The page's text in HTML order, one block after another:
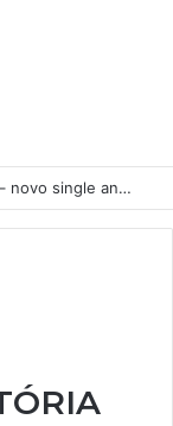
Natura Musical apresenta “Quando Sai” – novo single antecipa estreia do primeiro álbum solo de Elisa Maia